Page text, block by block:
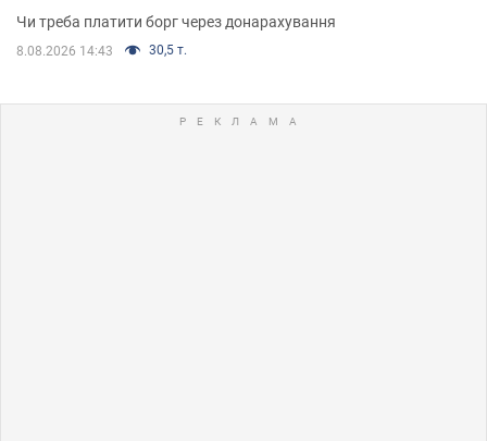
Чи треба платити борг через донарахування
8.08.2026 14:43 30,5 т.